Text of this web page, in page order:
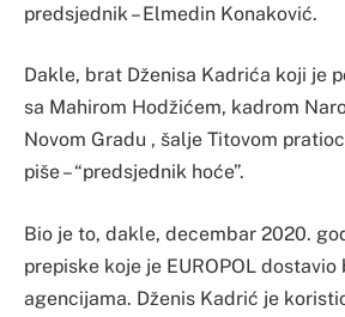
predsjednik – Elmedin Konaković.
Dakle, brat Dženisa Kadrića koji je
sa Mahirom Hodžićem, kadrom
Novom Gradu , šalje Titovom
piše – “predsjednik hoće”.
Bio je to, dakle, decembar 2020.
prepiske koje je EUROPOL
agencijama. Dženis Kadrić je